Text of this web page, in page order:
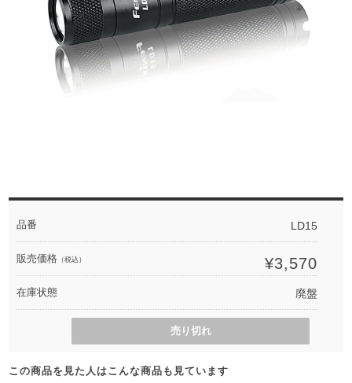
品番 LD15
販売価格 （税込） ¥3,570
在庫状態 廃盤
売り切れ
この商品を見た人はこんな商品も見ています